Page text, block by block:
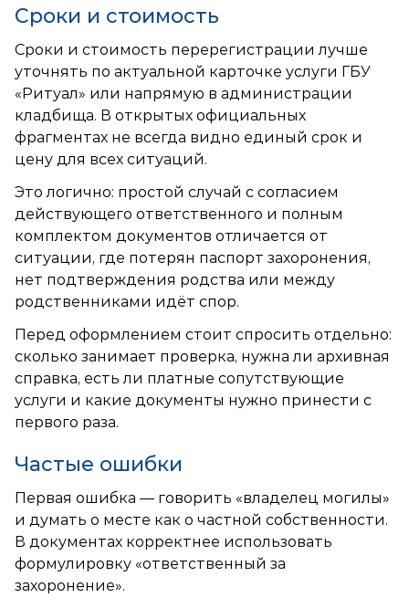
Сроки и стоимость
Сроки и стоимость перерегистрации лучше
уточнять по актуальной карточке услуги ГБУ
«Ритуал» или напрямую в администрации
кладбища. В открытых официальных
фрагментах не всегда видно единый срок и
цену для всех ситуаций.
Это логично: простой случай с согласием
действующего ответственного и полным
комплектом документов отличается от
ситуации, где потерян паспорт захоронения,
нет подтверждения родства или между
родственниками идёт спор.
Перед оформлением стоит спросить отдельно:
сколько занимает проверка, нужна ли архивная
справка, есть ли платные сопутствующие
услуги и какие документы нужно принести с
первого раза.
Частые ошибки
Первая ошибка — говорить «владелец могилы»
и думать о месте как о частной собственности.
В документах корректнее использовать
формулировку «ответственный за
захоронение».